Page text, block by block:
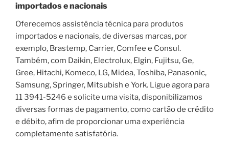
importados e nacionais
Oferecemos assistência técnica para produtos
importados e nacionais, de diversas marcas, por
exemplo, Brastemp, Carrier, Comfee e Consul.
Também, com Daikin, Electrolux, Elgin, Fujitsu, Ge,
Gree, Hitachi, Komeco, LG, Midea, Toshiba, Panasonic,
Samsung, Springer, Mitsubish e York. Ligue agora para
11 3941-5246 e solicite uma visita, disponibilizamos
diversas formas de pagamento, como cartão de crédito
e débito, afim de proporcionar uma experiência
completamente satisfatória.